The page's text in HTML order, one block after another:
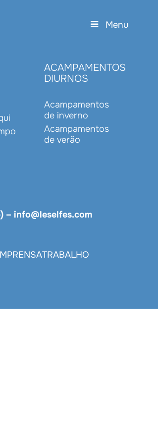
Menu
ACAMPAMENTOS
DIURNOS
Acampamentos
de inverno
Acampamentos
de verão
– info@leselfes.com
TRABALHO